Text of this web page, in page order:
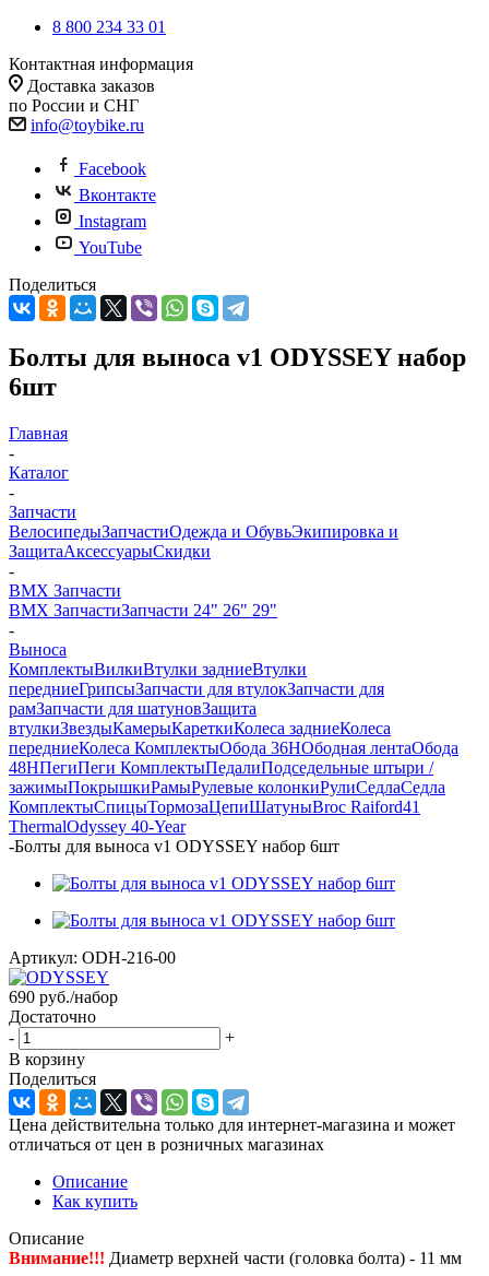
8 800 234 33 01
Контактная информация
Доставка заказов
по России и СНГ
info@toybike.ru
Facebook
Вконтакте
Instagram
YouTube
Поделиться
Болты для выноса v1 ODYSSEY набор
6шт
Главная
-
Каталог
-
Запчасти
ВелосипедыЗапчастиОдежда и ОбувьЭкипировка и
ЗащитаАксессуарыСкидки
-
BMX Запчасти
BMX ЗапчастиЗапчасти 24" 26" 29"
-
Выноса
КомплектыВилкиВтулки задниеВтулки
передниеГрипсыЗапчасти для втулокЗапчасти для
рамЗапчасти для шатуновЗащита
втулкиЗвездыКамерыКареткиКолеса задниеКолеса
передниеКолеса КомплектыОбода 36HОбодная лентаОбода
48HПегиПеги КомплектыПедалиПодседельные штыри /
зажимыПокрышкиРамыРулевые колонкиРулиСедлаСедла
КомплектыСпицыТормозаЦепиШатуныBroc Raiford41
ThermalOdyssey 40-Year
-Болты для выноса v1 ODYSSEY набор 6шт
Артикул: ODH-216-00
690 руб./набор
Достаточно
-
+
В корзину
Поделиться
Цена действительна только для интернет-магазина и может
отличаться от цен в розничных магазинах
Описание
Как купить
Описание
Внимание!!! Диаметр верхней части (головка болта) - 11 мм